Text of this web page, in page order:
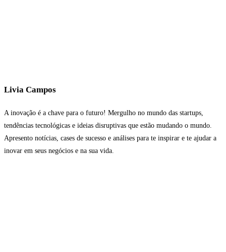
Livia Campos
A inovação é a chave para o futuro! Mergulho no mundo das startups,
tendências tecnológicas e ideias disruptivas que estão mudando o mundo.
Apresento notícias, cases de sucesso e análises para te inspirar e te ajudar a
inovar em seus negócios e na sua vida.